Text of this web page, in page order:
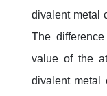
divalent metal
The
value of the
divalent metal